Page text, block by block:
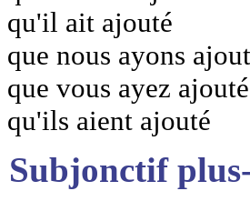
qu'il ait ajouté
que nous ayons
que vous ayez ajouté
qu'ils aient ajouté
Subjonctif